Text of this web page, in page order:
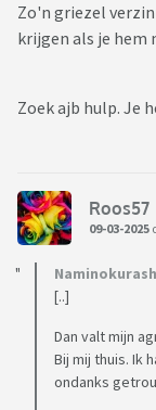
Zo'n griezel
krijgen als je hem
Zoek ajb hulp. Je
Roos57
09-03-2025
[..]
Dan valt mijn
Bij mij thuis. Ik
ondanks